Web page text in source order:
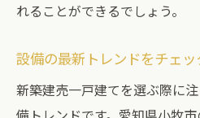
れることができるでしょう。
設備の最新トレンドをチェッ
新築建売一戸建てを選ぶ際に